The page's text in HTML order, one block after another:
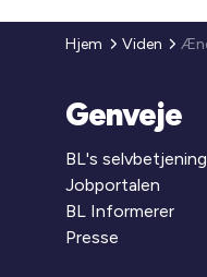
Hjem Viden
Genveje
BL's selvbetjening
Jobportalen
BL Informerer
Presse